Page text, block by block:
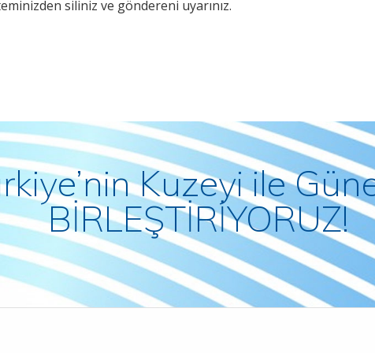
siliniz ve göndereni uyarınız.
Kuzeyi ile
BİRLEŞTİRİYORUZ!